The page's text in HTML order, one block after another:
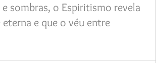
sombras, o Espiritismo revela
eterna e que o véu entre